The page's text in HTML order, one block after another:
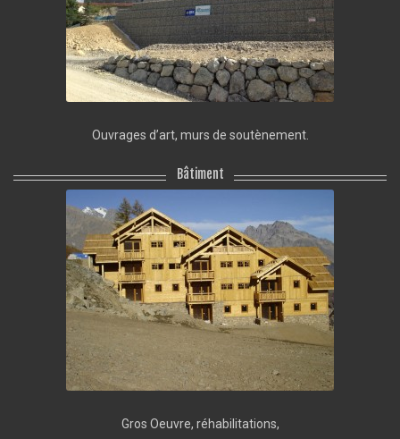
Ouvrages d’art, murs de soutènement.
Bâtiment
Gros Oeuvre, réhabilitations,